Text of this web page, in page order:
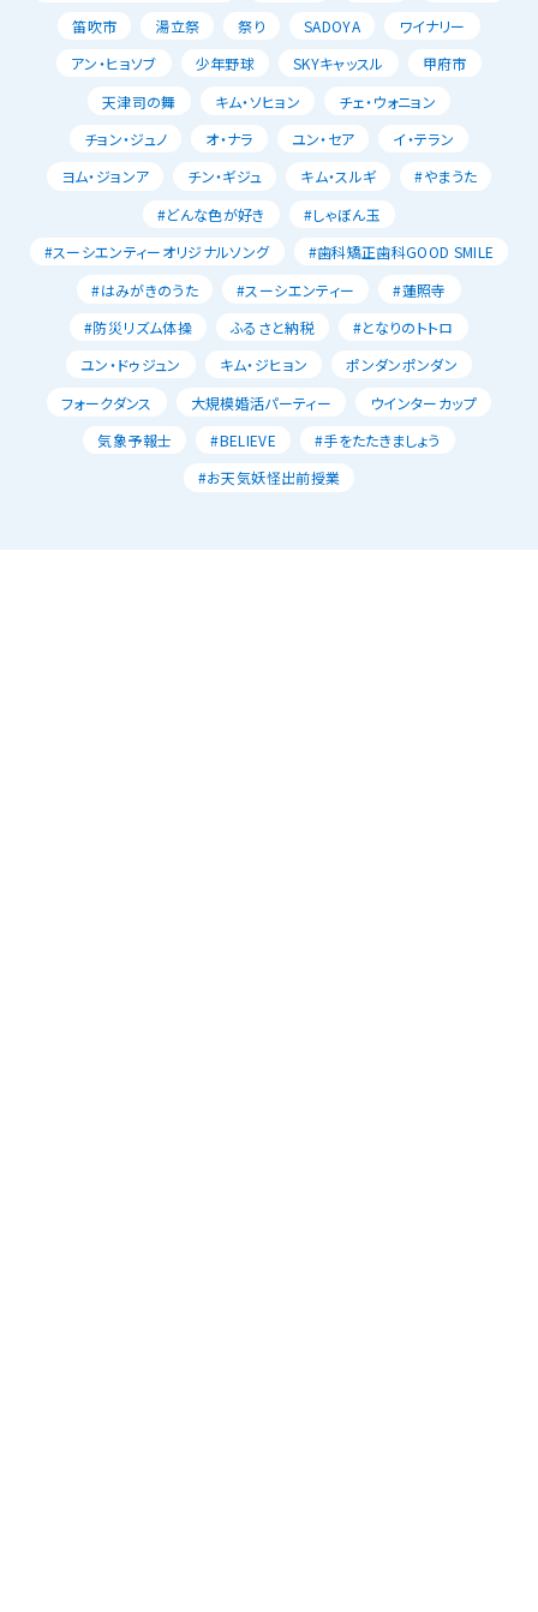
笛吹市
湯立祭 祭り SADOYA
ワイナリー
アン・ヒョソブ
少年野球 SKYキャッスル
甲府市
天津司の舞
キム・ソヒョン
チェ・ウォニョン
チョン・ジュノ
オ・ナラ ユン・セア
イ・テラン
ヨム・ジョンア
チン・ギジュ キム・スルギ
#やまうた
#どんな色が好き
#しゃぼん玉
#スーシエンティーオリジナルソング
#歯科矯正歯科GOOD SMILE
#はみがきのうた
#スーシエンティー
#蓮照寺
#防災リズム体操
ふるさと納税
#となりのトトロ
ユン・ドゥジュン
キム・ジヒョン
ポンダンポンダン
フォークダンス
大規模婚活パーティー
ウインターカップ
気象予報士
#BELIEVE
#手をたたきましょう
#お天気妖怪出前授業